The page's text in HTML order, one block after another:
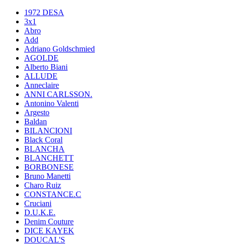
1972 DESA
3x1
Abro
Add
Adriano Goldschmied
AGOLDE
Alberto Biani
ALLUDE
Anneclaire
ANNI CARLSSON.
Antonino Valenti
Argesto
Baldan
BILANCIONI
Black Coral
BLANCHA
BLANCHETT
BORBONESE
Bruno Manetti
Charo Ruiz
CONSTANCE.C
Cruciani
D.U.K.E.
Denim Couture
DICE KAYEK
DOUCAL'S